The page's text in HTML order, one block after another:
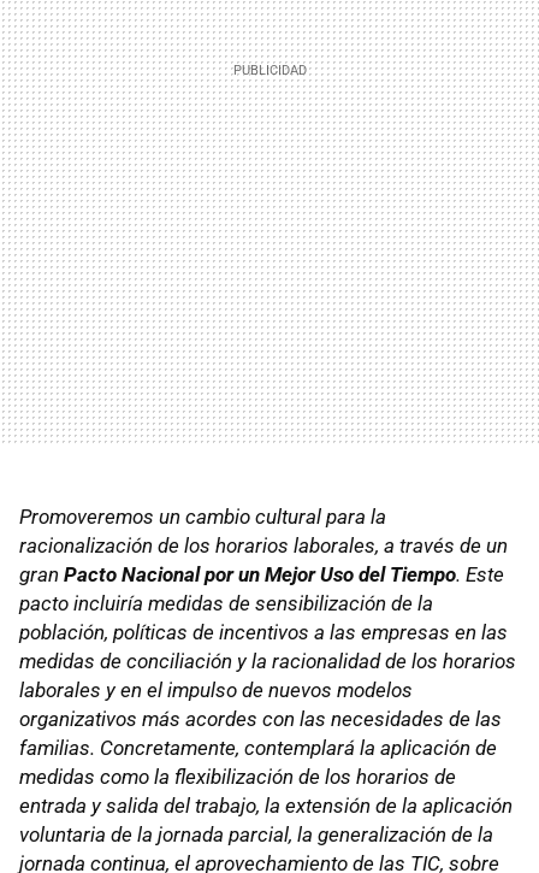
Promoveremos un cambio cultural para la
racionalización de los horarios laborales, a través de un
gran Pacto Nacional por un Mejor Uso del Tiempo. Este
pacto incluiría medidas de sensibilización de la
población, políticas de incentivos a las empresas en las
medidas de conciliación y la racionalidad de los horarios
laborales y en el impulso de nuevos modelos
organizativos más acordes con las necesidades de las
familias. Concretamente, contemplará la aplicación de
medidas como la flexibilización de los horarios de
entrada y salida del trabajo, la extensión de la aplicación
voluntaria de la jornada parcial, la generalización de la
jornada continua, el aprovechamiento de las TIC, sobre